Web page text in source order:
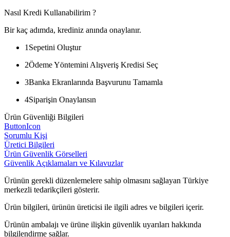
Nasıl Kredi Kullanabilirim ?
Bir kaç adımda, krediniz anında onaylanır.
1 Sepetini Oluştur
2Ödeme Yöntemini Alışveriş Kredisi Seç
3Banka Ekranlarında Başvurunu Tamamla
4Siparişin Onaylansın
Ürün Güvenliği Bilgileri
ButtonIcon
Sorumlu Kişi
Üretici Bilgileri
Ürün Güvenlik Görselleri
Güvenlik Açıklamaları ve Kılavuzlar
Ürünün gerekli düzenlemelere sahip olmasını sağlayan Türkiye
merkezli tedarikçileri gösterir.
Ürün bilgileri, ürünün üreticisi ile ilgili adres ve bilgileri içerir.
Ürünün ambalajı ve ürüne ilişkin güvenlik uyarıları hakkında
bilgilendirme sağlar.